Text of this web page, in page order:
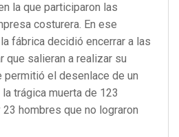
la que participaron las
costurera. En ese
fábrica decidió encerrar a las
que salieran a realizar su
permitió el desenlace de un
trágica muerta de 123
hombres que no lograron